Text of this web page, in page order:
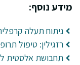
מידע נוסף:
ניתוח תעלה
רזגילין: טיפול
תחבושת אלסטית